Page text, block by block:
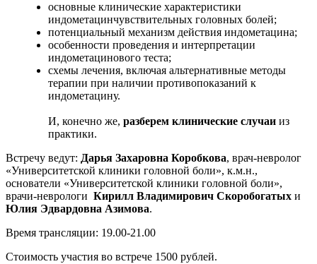
основные клинические характеристики
индометацинчувствительных головных болей;
потенциальный механизм действия индометацина;
особенности проведения и интерпретации
индометацинового теста;
схемы лечения, включая альтернативные методы
терапии при наличии противопоказаний к
индометацину.
И, конечно же, разберем клинические случаи из
практики.
Встречу ведут: Дарья Захаровна Коробкова, врач-невролог
«Университетской клиники головной боли», к.м.н.,
основатели «Университетской клиники головной боли»,
врачи-неврологи Кирилл Владимирович Скоробогатых и
Юлия Эдвардовна Азимова.
Время трансляции: 19.00-21.00
Стоимость участия во встрече 1500 рублей.